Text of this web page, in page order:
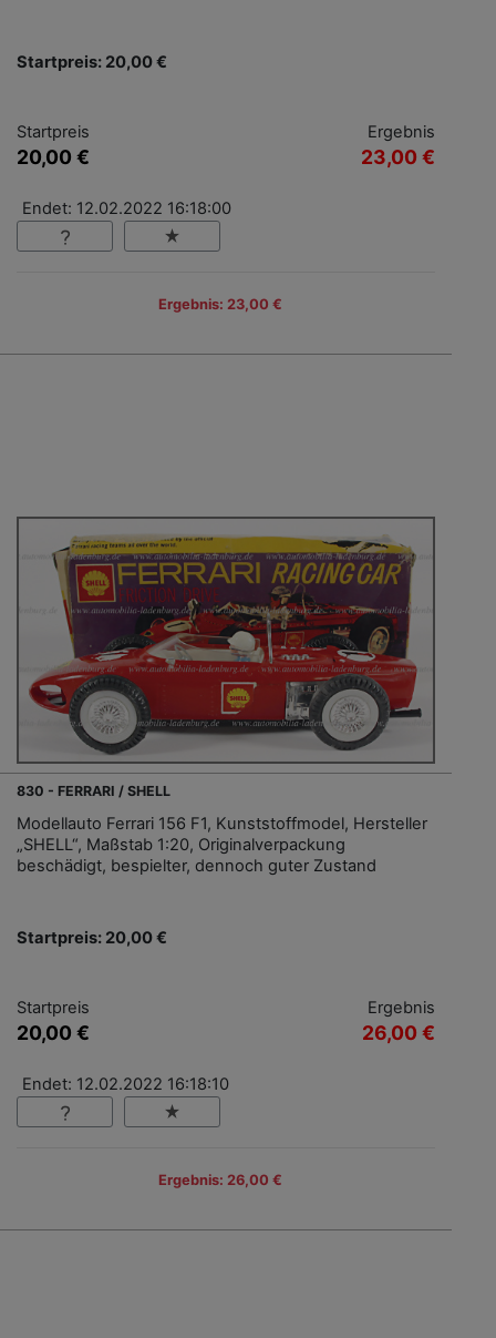
Startpreis: 20,00 €
Startpreis
20,00 €
Ergebnis
23,00 €
Endet: 12.02.2022 16:18:00
Ergebnis: 23,00 €
830 - FERRARI / SHELL
Modellauto Ferrari 156 F1, Kunststoffmodel, Hersteller
„SHELL“, Maßstab 1:20, Originalverpackung
beschädigt, bespielter, dennoch guter Zustand
Startpreis: 20,00 €
Startpreis
20,00 €
Ergebnis
26,00 €
Endet: 12.02.2022 16:18:10
Ergebnis: 26,00 €